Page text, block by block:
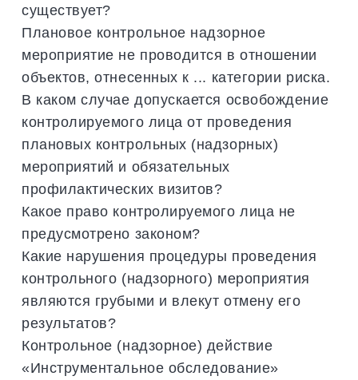
существует?
Плановое контрольное надзорное
мероприятие не проводится в отношении
объектов, отнесенных к ... категории риска.
В каком случае допускается освобождение
контролируемого лица от проведения
плановых контрольных (надзорных)
мероприятий и обязательных
профилактических визитов?
Какое право контролируемого лица не
предусмотрено законом?
Какие нарушения процедуры проведения
контрольного (надзорного) мероприятия
являются грубыми и влекут отмену его
результатов?
Контрольное (надзорное) действие
«Инструментальное обследование»